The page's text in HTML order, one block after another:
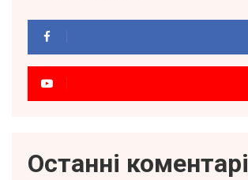
Останні коментарі